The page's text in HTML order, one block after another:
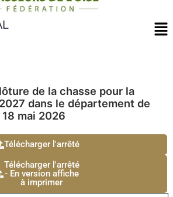
de la chasse pour la
dans le département de
18 mai 2026
Télécharger l'arrêté
Télécharger l'arrêté
- En version affiche
à imprimer